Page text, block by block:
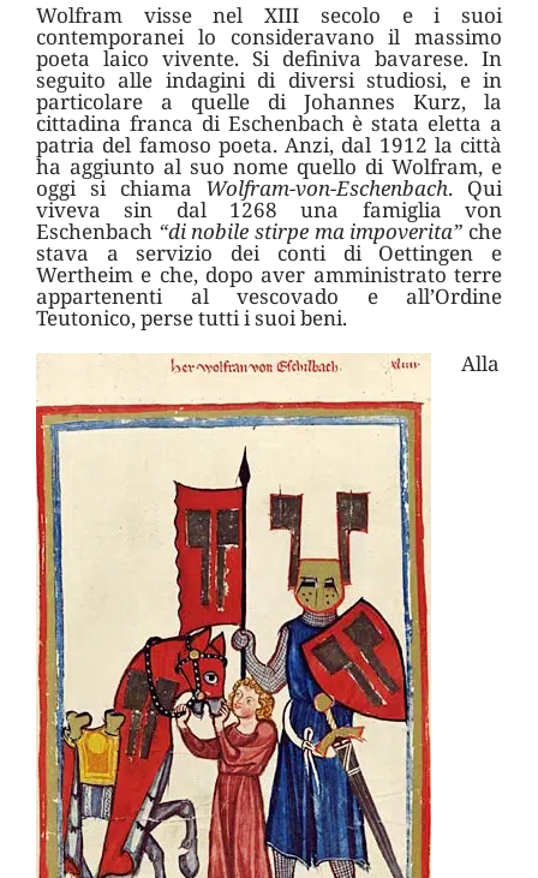
Wolfram visse nel XIII secolo e i suoi
contemporanei lo consideravano il massimo
poeta laico vivente. Si definiva bavarese. In
seguito alle indagini di diversi studiosi, e in
particolare a quelle di Johannes Kurz, la
cittadina franca di Eschenbach è stata eletta a
patria del famoso poeta. Anzi, dal 1912 la città
ha aggiunto al suo nome quello di Wolfram, e
oggi si chiama Wolfram-von-Eschenbach. Qui
viveva sin dal 1268 una famiglia von
Eschenbach “di nobile stirpe ma impoverita” che
stava a servizio dei conti di Oettingen e
Wertheim e che, dopo aver amministrato terre
appartenenti al vescovado e all’Ordine
Teutonico, perse tutti i suoi beni.
Alla